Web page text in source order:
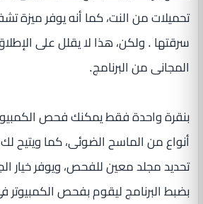
تحميلات من النت، كما أنه يوفر ميزة
سرقتها . ولكن، هذا لا يقلل على
المجانى من البرنامج.
بنقرة واحدة فقط يمكنك فحص
أنواع من الماسح الضوئى، كما ويتيح لك
تحديد مجلد معين للفحص، ويوفر خيار
بضبط البرنامج ليقوم بفحص